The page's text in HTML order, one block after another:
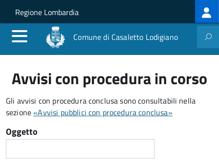
Salta al contenuto principale
Skip to site navigation
Regione Lombardia
Comune di Casaletto Lodigiano
Avvisi con procedura in corso
Gli avvisi con procedura conclusa sono consultabili nella
sezione«Avvisi pubblici con procedura conclusa»
Oggetto